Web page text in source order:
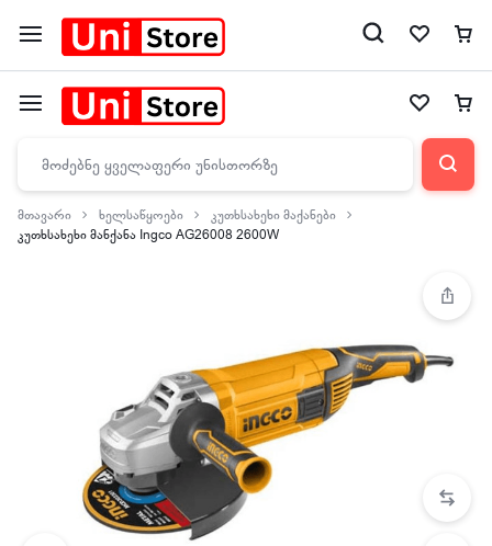
მთავარი ხელსაწყოები
კუთხსახეხი მაქანები
კუთხსახეხი მანქანა Ingco AG26008 2600W